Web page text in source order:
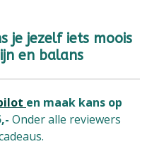
je jezelf iets moois
en balans
en maak kans op
Onder alle reviewers